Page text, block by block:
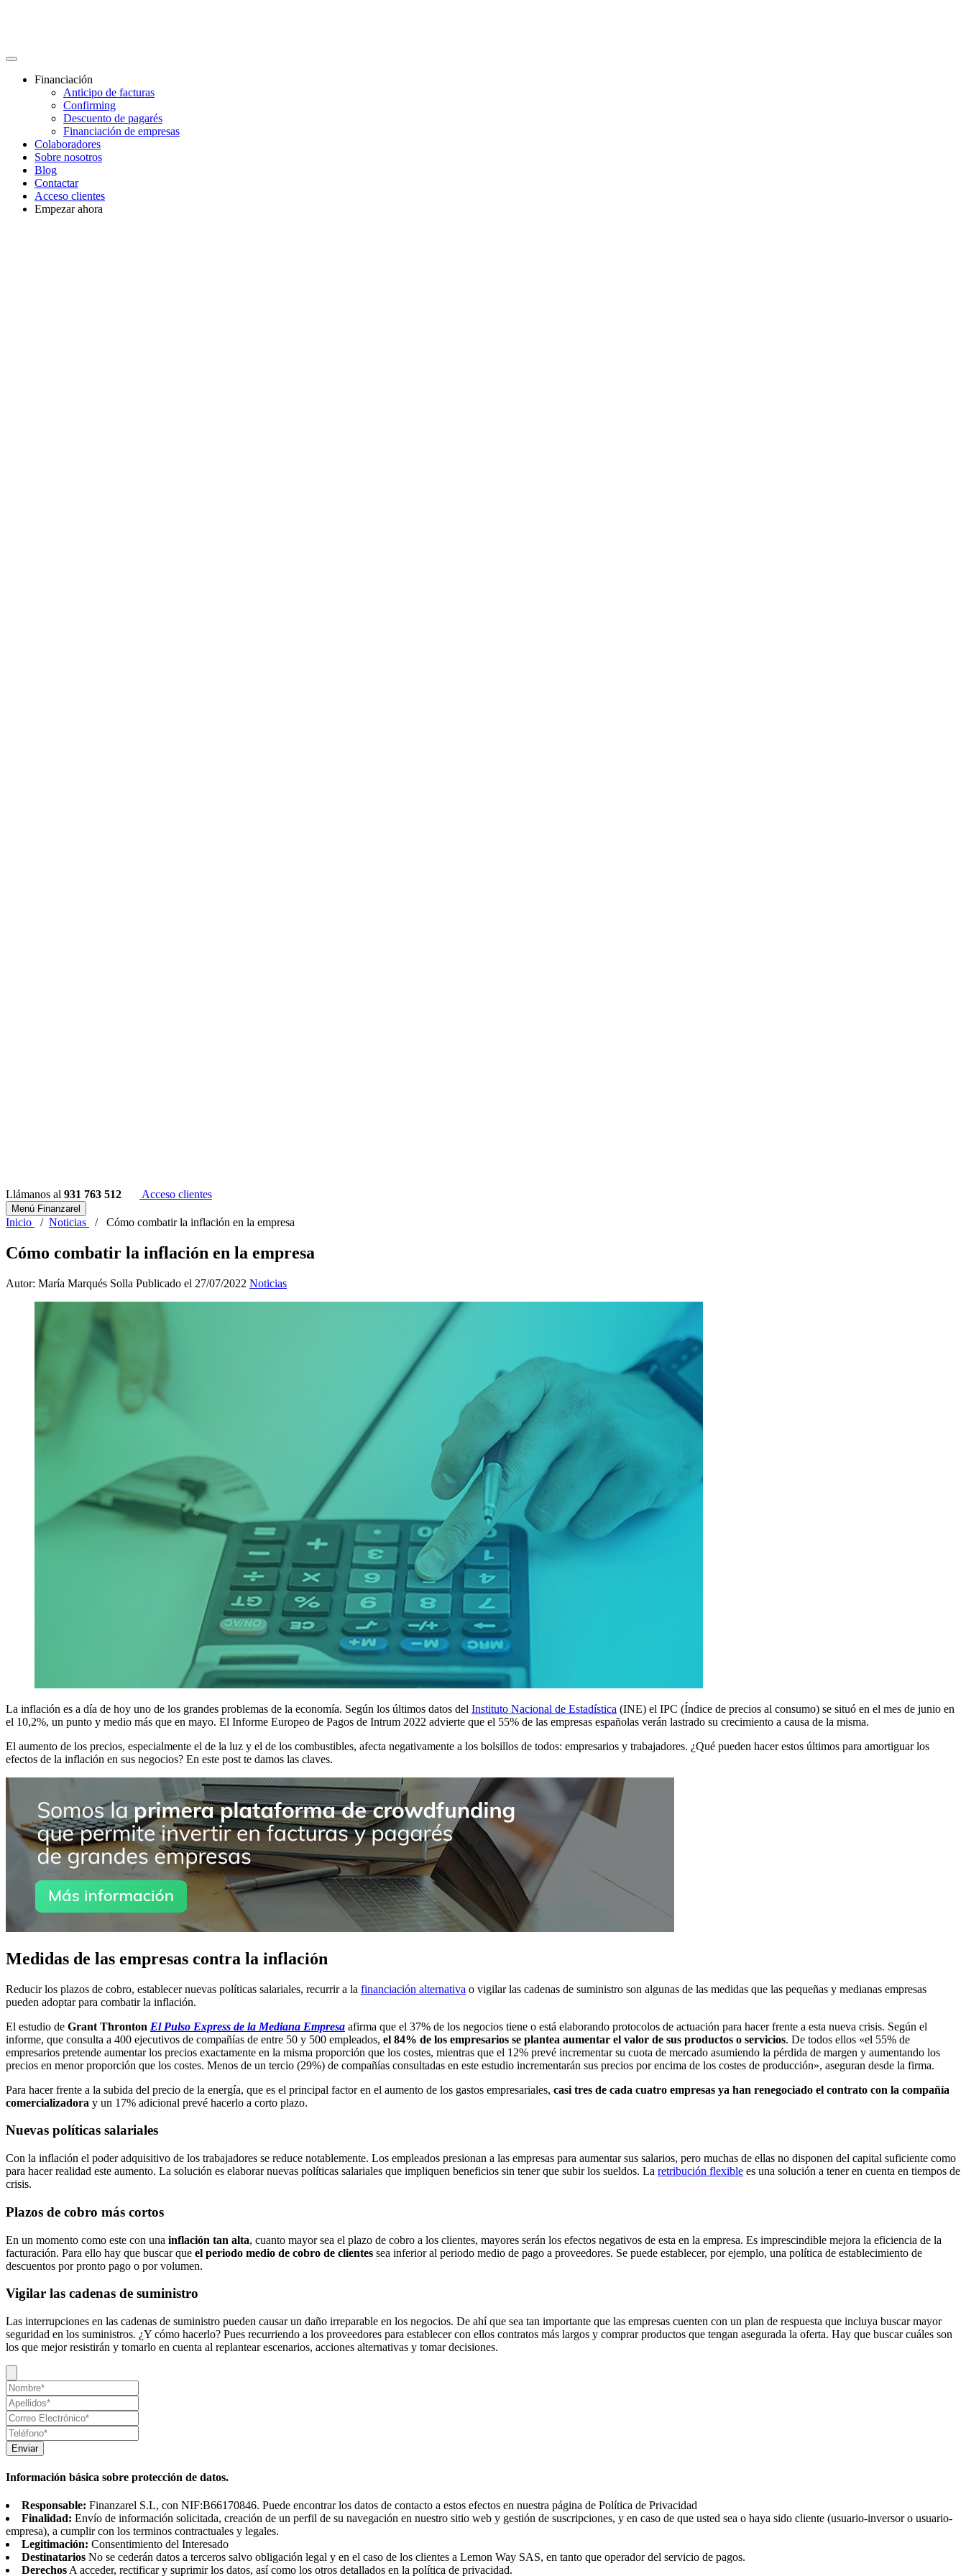
Financiación
Anticipo de facturas
Confirming
Descuento de pagarés
Financiación de empresas
Colaboradores
Sobre nosotros
Blog
Contactar
Acceso clientes
Empezar ahora
Llámanos al 931 763 512 Acceso clientes
Menú Finanzarel
Inicio / Noticias / Cómo combatir la inflación en la empresa
Cómo combatir la inflación en la empresa
Autor: María Marqués Solla Publicado el 27/07/2022 Noticias
La inflación es a día de hoy uno de los grandes problemas de la economía. Según los últimos datos del Instituto Nacional de Estadística (INE) el IPC (Índice de precios al consumo) se situó en el mes de junio en
el 10,2%, un punto y medio más que en mayo. El Informe Europeo de Pagos de Intrum 2022 advierte que el 55% de las empresas españolas verán lastrado su crecimiento a causa de la misma.
El aumento de los precios, especialmente el de la luz y el de los combustibles, afecta negativamente a los bolsillos de todos: empresarios y trabajadores. ¿Qué pueden hacer estos últimos para amortiguar los
efectos de la inflación en sus negocios? En este post te damos las claves.
Medidas de las empresas contra la inflación
Reducir los plazos de cobro, establecer nuevas políticas salariales, recurrir a la financiación alternativa o vigilar las cadenas de suministro son algunas de las medidas que las pequeñas y medianas empresas
pueden adoptar para combatir la inflación.
El estudio de Grant Thronton El Pulso Express de la Mediana Empresa afirma que el 37% de los negocios tiene o está elaborando protocolos de actuación para hacer frente a esta nueva crisis. Según el
informe, que consulta a 400 ejecutivos de compañías de entre 50 y 500 empleados, el 84% de los empresarios se plantea aumentar el valor de sus productos o servicios. De todos ellos «el 55% de
empresarios pretende aumentar los precios exactamente en la misma proporción que los costes, mientras que el 12% prevé incrementar su cuota de mercado asumiendo la pérdida de margen y aumentando los
precios en menor proporción que los costes. Menos de un tercio (29%) de compañías consultadas en este estudio incrementarán sus precios por encima de los costes de producción», aseguran desde la firma.
Para hacer frente a la subida del precio de la energía, que es el principal factor en el aumento de los gastos empresariales, casi tres de cada cuatro empresas ya han renegociado el contrato con la compañía
comercializadora y un 17% adicional prevé hacerlo a corto plazo.
Nuevas políticas salariales
Con la inflación el poder adquisitivo de los trabajadores se reduce notablemente. Los empleados presionan a las empresas para aumentar sus salarios, pero muchas de ellas no disponen del capital suficiente como
para hacer realidad este aumento. La solución es elaborar nuevas políticas salariales que impliquen beneficios sin tener que subir los sueldos. La retribución flexible es una solución a tener en cuenta en tiempos de
crisis.
Plazos de cobro más cortos
En un momento como este con una inflación tan alta, cuanto mayor sea el plazo de cobro a los clientes, mayores serán los efectos negativos de esta en la empresa. Es imprescindible mejora la eficiencia de la
facturación. Para ello hay que buscar que el periodo medio de cobro de clientes sea inferior al periodo medio de pago a proveedores. Se puede establecer, por ejemplo, una política de establecimiento de
descuentos por pronto pago o por volumen.
Vigilar las cadenas de suministro
Las interrupciones en las cadenas de suministro pueden causar un daño irreparable en los negocios. De ahí que sea tan importante que las empresas cuenten con un plan de respuesta que incluya buscar mayor
seguridad en los suministros. ¿Y cómo hacerlo? Pues recurriendo a los proveedores para establecer con ellos contratos más largos y comprar productos que tengan asegurada la oferta. Hay que buscar cuáles son
los que mejor resistirán y tomarlo en cuenta al replantear escenarios, acciones alternativas y tomar decisiones.
Enviar
Información básica sobre protección de datos.
Responsable: Finanzarel S.L, con NIF:B66170846. Puede encontrar los datos de contacto a estos efectos en nuestra página de Política de Privacidad
Finalidad: Envío de información solicitada, creación de un perfil de su navegación en nuestro sitio web y gestión de suscripciones, y en caso de que usted sea o haya sido cliente (usuario-inversor o usuario-
empresa), a cumplir con los terminos contractuales y legales.
Legitimación: Consentimiento del Interesado
Destinatarios No se cederán datos a terceros salvo obligación legal y en el caso de los clientes a Lemon Way SAS, en tanto que operador del servicio de pagos.
DerechosA acceder, rectificar y suprimir los datos, así como los otros detallados en la política de privacidad.